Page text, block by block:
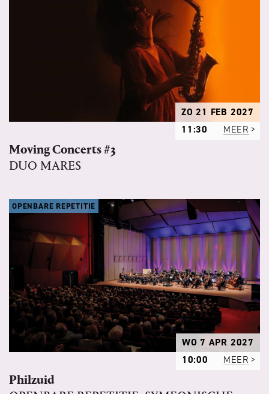
ZO 21 FEB 2027
11:30
MEER
Moving Concerts #3
DUO MARES
OPENBARE REPETITIE
WO 7 APR 2027
10:00
MEER
Philzuid